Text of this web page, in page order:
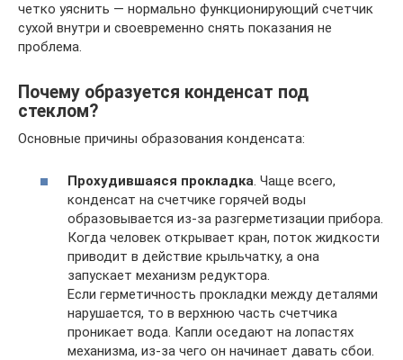
четко уяснить — нормально функционирующий счетчик
сухой внутри и своевременно снять показания не
проблема.
Почему образуется конденсат под
стеклом?
Основные причины образования конденсата:
Прохудившаяся прокладка . Чаще всего,
конденсат на счетчике горячей воды
образовывается из-за разгерметизации прибора.
Когда человек открывает кран, поток жидкости
приводит в действие крыльчатку, а она
запускает механизм редуктора.
Если герметичность прокладки между деталями
нарушается, то в верхнюю часть счетчика
проникает вода. Капли оседают на лопастях
механизма, из-за чего он начинает давать сбои.